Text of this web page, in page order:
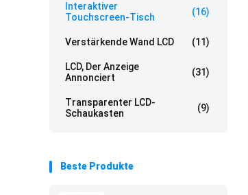
Interaktiver
Touchscreen-Tisch
(16)
Verstärkende Wand LCD (11)
LCD, Der Anzeige
Annonciert
(31)
Transparenter LCD-
Schaukasten
(9)
Beste Produkte